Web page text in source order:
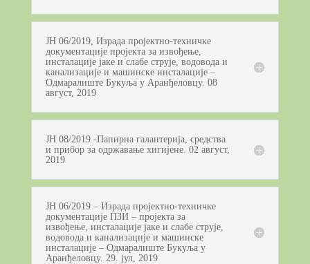
ЈН 06/2019, Израда пројектно-техничке
документације пројекта за извођење,
инсталације јаке и слабе струје, водовода и
канализације и машинске инсталације –
Одмаралиште Букуља у Аранђеловцу. 08
август, 2019
ЈН 08/2019 -Папирна галантерија, средства
и прибор за одржавање хигијене. 02 август,
2019
ЈН 06/2019 – Израда пројектно-техничке
документације ПЗИ – пројекта за
извођење, инсталације јаке и слабе струје,
водовода и канализације и машинске
инсталације – Одмаралиште Букуља у
Аранђеловцу. 29. јул, 2019